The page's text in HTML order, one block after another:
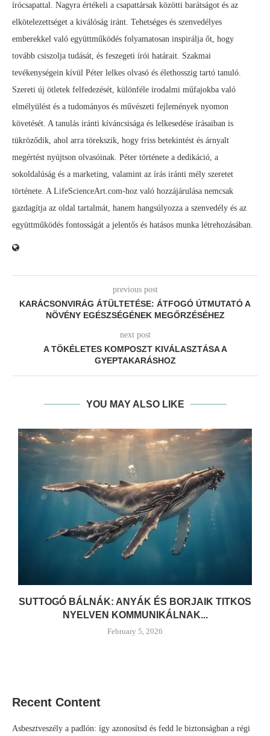
írócsapattal. Nagyra értékeli a csapattársak közötti barátságot és az
elkötelezettséget a kiválóság iránt. Tehetséges és szenvedélyes
emberekkel való együttműködés folyamatosan inspirálja őt, hogy
tovább csiszolja tudását, és feszegeti írói határait. Szakmai
tevékenységein kívül Péter lelkes olvasó és élethosszig tartó tanuló.
Szereti új ötletek felfedezését, különféle irodalmi műfajokba való
elmélyülést és a tudományos és művészeti fejlemények nyomon
követését. A tanulás iránti kíváncsisága és lelkesedése írásaiban is
tükröződik, ahol arra törekszik, hogy friss betekintést és árnyalt
megértést nyújtson olvasóinak. Péter története a dedikáció, a
sokoldalúság és a marketing, valamint az írás iránti mély szeretet
története. A LifeScienceArt.com-hoz való hozzájárulása nemcsak
gazdagítja az oldal tartalmát, hanem hangsúlyozza a szenvedély és az
együttműködés fontosságát a jelentős és hatásos munka létrehozásában.
previous post
KARÁCSONVIRÁG ÁTÜLTETÉSE: ÁTFOGÓ ÚTMUTATÓ A
NÖVÉNY EGÉSZSÉGÉNEK MEGŐRZÉSÉHEZ
next post
A TÖKÉLETES KOMPOSZT KIVÁLASZTÁSA A
GYEPTAKARÁSHOZ
YOU MAY ALSO LIKE
SUTTOGÓ BÁLNÁK: ANYÁK ÉS BORJAIK TITKOS
NYELVEN KOMMUNIKÁLNAK...
February 5, 2026
Recent Content
Asbesztveszély a padlón: így azonosítsd és fedd le biztonságban a régi